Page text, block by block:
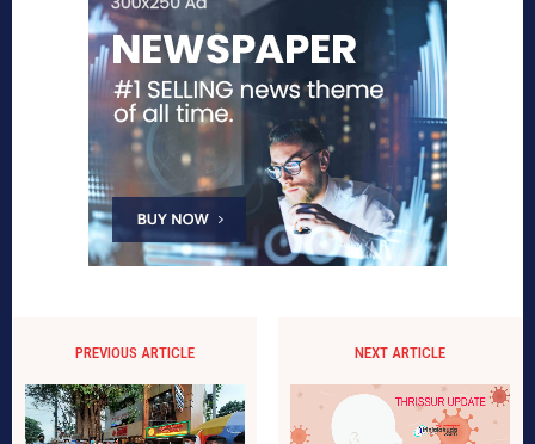
PREVIOUS ARTICLE NEXT ARTICLE